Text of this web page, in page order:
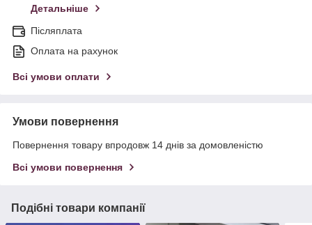
Детальніше
Післяплата
Оплата на рахунок
Всі умови оплати
Умови повернення
Повернення товару впродовж 14 днів за домовленістю
Всі умови повернення
Подібні товари компанії